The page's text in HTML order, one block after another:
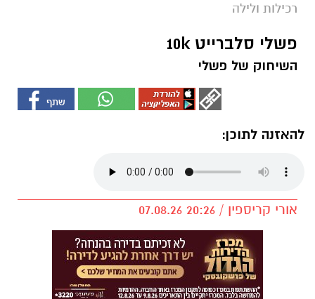
רכילות ולילה
פשלי סלברייט 10k
השיחוק של פשלי
להאזנה לתוכן:
אורי קריספין / 20:26 07.08.26